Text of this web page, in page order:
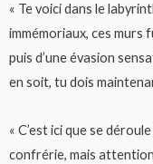
« Te voici dans le
immémoriaux, ces murs
puis d’une évasion
en soit, tu dois
« C’est ici que se
confrérie, mais